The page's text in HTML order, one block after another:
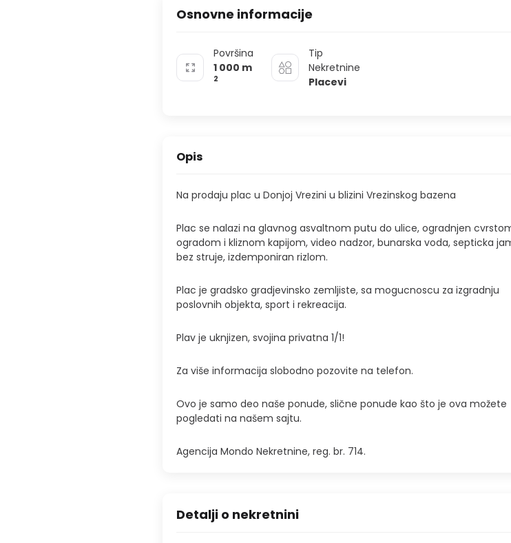
Osnovne informacije
Površina
1 000 m
2
Tip
Nekretnine
Placevi
Opis
Na prodaju plac u Donjoj Vrezini u blizini Vrezinskog bazena
Plac se nalazi na glavnog asvaltnom putu do ulice, ogradnjen
ogradom i kliznom kapijom, video nadzor, bunarska voda, septicka
bez struje, izdemponiran rizlom.
Plac je gradsko gradjevinsko zemljiste, sa mogucnoscu za izgradnju
poslovnih objekta, sport i rekreacija.
Plav je uknjizen, svojina privatna 1/1!
Za više informacija slobodno pozovite na telefon.
Ovo je samo deo naše ponude, slične ponude kao što je ova možete
pogledati na našem sajtu.
Agencija Mondo Nekretnine, reg. br. 714.
Detalji o nekretnini